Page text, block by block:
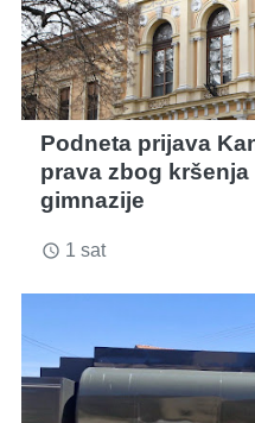
Podneta prijava
prava zbog
gimnazije
access_time 1 sat